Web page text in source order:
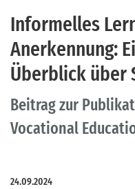
Informelles
Anerkennung:
Überblick über
Beitrag zur
Vocational
24.09.2024